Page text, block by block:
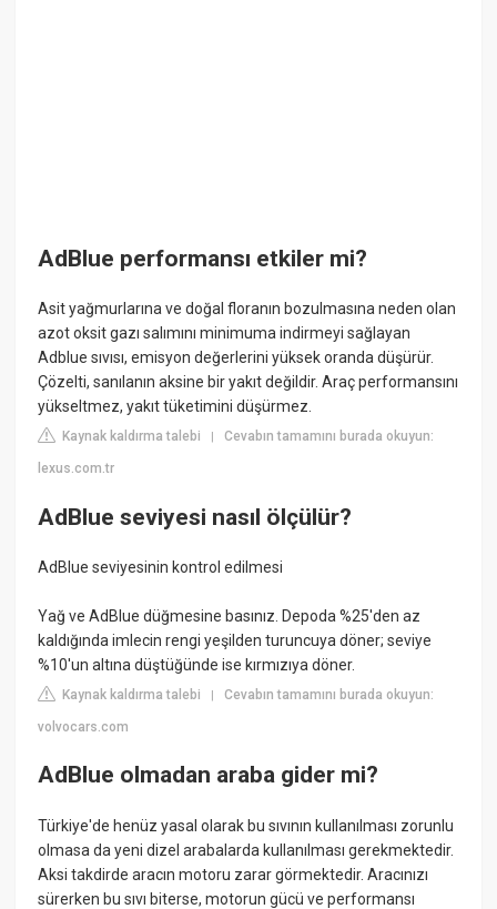
AdBlue performansı etkiler mi?
Asit yağmurlarına ve doğal floranın bozulmasına neden olan
azot oksit gazı salımını minimuma indirmeyi sağlayan
Adblue sıvısı, emisyon değerlerini yüksek oranda düşürür.
Çözelti, sanılanın aksine bir yakıt değildir. Araç performansını
yükseltmez, yakıt tüketimini düşürmez.
Kaynak kaldırma talebi |Cevabın tamamını burada okuyun:
lexus.com.tr
AdBlue seviyesi nasıl ölçülür?
AdBlue seviyesinin kontrol edilmesi
Yağ ve AdBlue düğmesine basınız. Depoda %25'den az
kaldığında imlecin rengi yeşilden turuncuya döner; seviye
%10'un altına düştüğünde ise kırmızıya döner.
Kaynak kaldırma talebi |Cevabın tamamını burada okuyun:
volvocars.com
AdBlue olmadan araba gider mi?
Türkiye'de henüz yasal olarak bu sıvının kullanılması zorunlu
olmasa da yeni dizel arabalarda kullanılması gerekmektedir.
Aksi takdirde aracın motoru zarar görmektedir. Aracınızı
sürerken bu sıvı biterse, motorun gücü ve performansı